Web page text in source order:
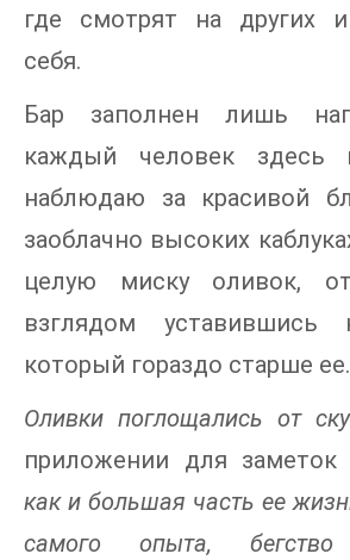
где смотрят на других
себя.
Бар заполнен лишь
каждый человек здесь
наблюдаю за красивой
заоблачно высоких
целую миску оливок,
взглядом уставившись
который гораздо старше ее.
Оливки поглощались от
приложении для заметок
как и большая часть ее
самого опыта,